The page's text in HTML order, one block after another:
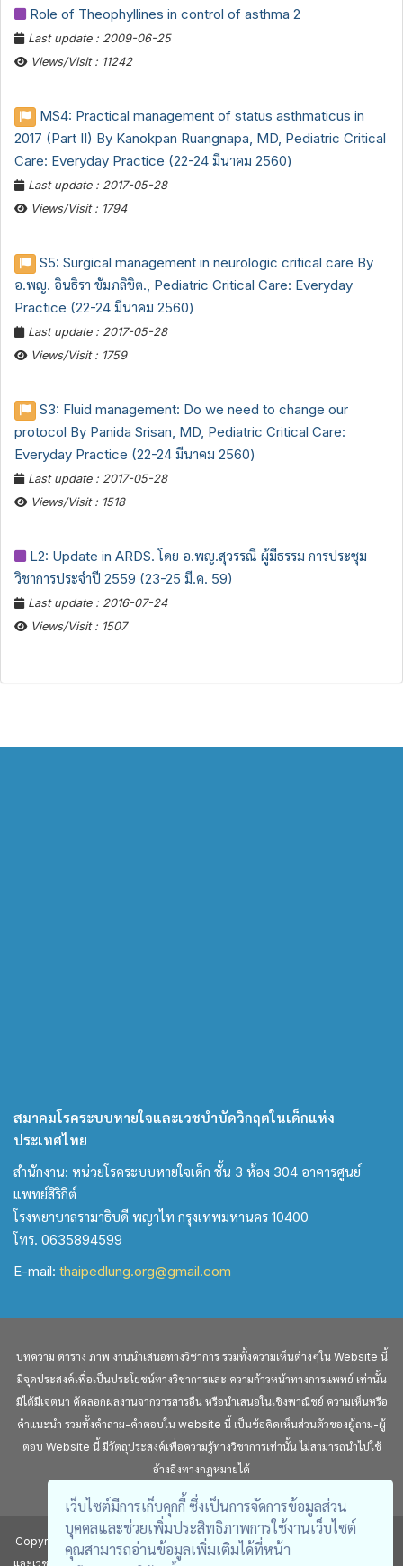
เว็บไซต์มีการเก็บคุกกี้ ซึ่งเป็นการจัดการข้อมูลส่วน
บุคคลและช่วยเพิ่มประสิทธิภาพการใช้งานเว็บไซต์
คุณสามารถอ่านข้อมูลเพิ่มเติมได้ที่หน้า
Role of Theophyllines in control of asthma 2
Last update : 2009-06-25
Views/Visit : 11242
MS4: Practical management of status asthmaticus in
2017 (Part II) By Kanokpan Ruangnapa, MD, Pediatric Critical
Care: Everyday Practice (22-24 มีนาคม 2560)
Last update : 2017-05-28
Views/Visit : 1794
S5: Surgical management in neurologic critical care By
อ.พญ. อินธิรา ขัมภลิขิต., Pediatric Critical Care: Everyday
Practice (22-24 มีนาคม 2560)
Last update : 2017-05-28
Views/Visit : 1759
S3: Fluid management: Do we need to change our
protocol By Panida Srisan, MD, Pediatric Critical Care:
Everyday Practice (22-24 มีนาคม 2560)
Last update : 2017-05-28
Views/Visit : 1518
L2: Update in ARDS. โดย อ.พญ.สุวรรณี ผู้มีธรรม การประชุม
วิชาการประจำปี 2559 (23-25 มี.ค. 59)
Last update : 2016-07-24
Views/Visit : 1507
สมาคมโรคระบบหายใจและเวชบำบัดวิกฤตในเด็กแห่ง
ประเทศไทย
สำนักงาน: หน่วยโรคระบบหายใจเด็ก ชั้น 3 ห้อง 304 อาคารศูนย์
แพทย์สิริกิต์
โรงพยาบาลรามาธิบดี พญาไท กรุงเทพมหานคร 10400
โทร. 0635894599
E-mail: thaipedlung.org@gmail.com
บทความ ตาราง ภาพ งานนำเสนอทางวิชาการ รวมทั้งความเห็นต่างๆใน Website นี้
มีจุดประสงค์เพื่อเป็นประโยชน์ทางวิชาการและ ความก้าวหน้าทางการแพทย์ เท่านั้น
มิได้มีเจตนา คัดลอกผลงานจากวารสารอื่น หรือนำเสนอในเชิงพาณิชย์ ความเห็นหรือ
คำแนะนำ รวมทั้งคำถาม-คำตอบใน website นี้ เป็นข้อคิดเห็นส่วนตัวของผู้ถาม-ผู้
ตอบ Website นี้ มีวัตถุประสงค์เพื่อความรู้ทางวิชาการเท่านั้น ไม่สามารถนำไปใช้
อ้างอิงทางกฎหมายได้
Copyright © สงวนลิขสิทธิ์ตามพระราชบัญญัติ ลิขสิทธิ์โดยสมาคมโรคระบบหายใจ